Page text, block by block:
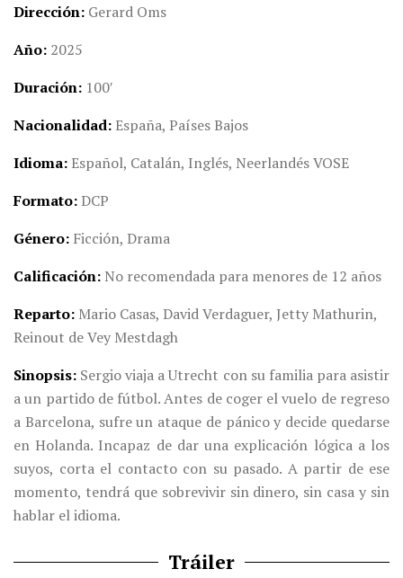
Dirección Gerard Oms
Año 2025
Duración 100′
Nacionalidad España, Países Bajos
Idioma Español, Catalán, Inglés, Neerlandés VOSE
Formato DCP
Género Ficción, Drama
Calificación No recomendada para menores de 12 años
Reparto Mario Casas, David Verdaguer, Jetty Mathurin,
Reinout de Vey Mestdagh
Sinopsis Sergio viaja a Utrecht con su familia para asistir
a un partido de fútbol. Antes de coger el vuelo de regreso
a Barcelona, sufre un ataque de pánico y decide quedarse
en Holanda. Incapaz de dar una explicación lógica a los
suyos, corta el contacto con su pasado. A partir de ese
momento, tendrá que sobrevivir sin dinero, sin casa y sin
hablar el idioma.
Tráiler